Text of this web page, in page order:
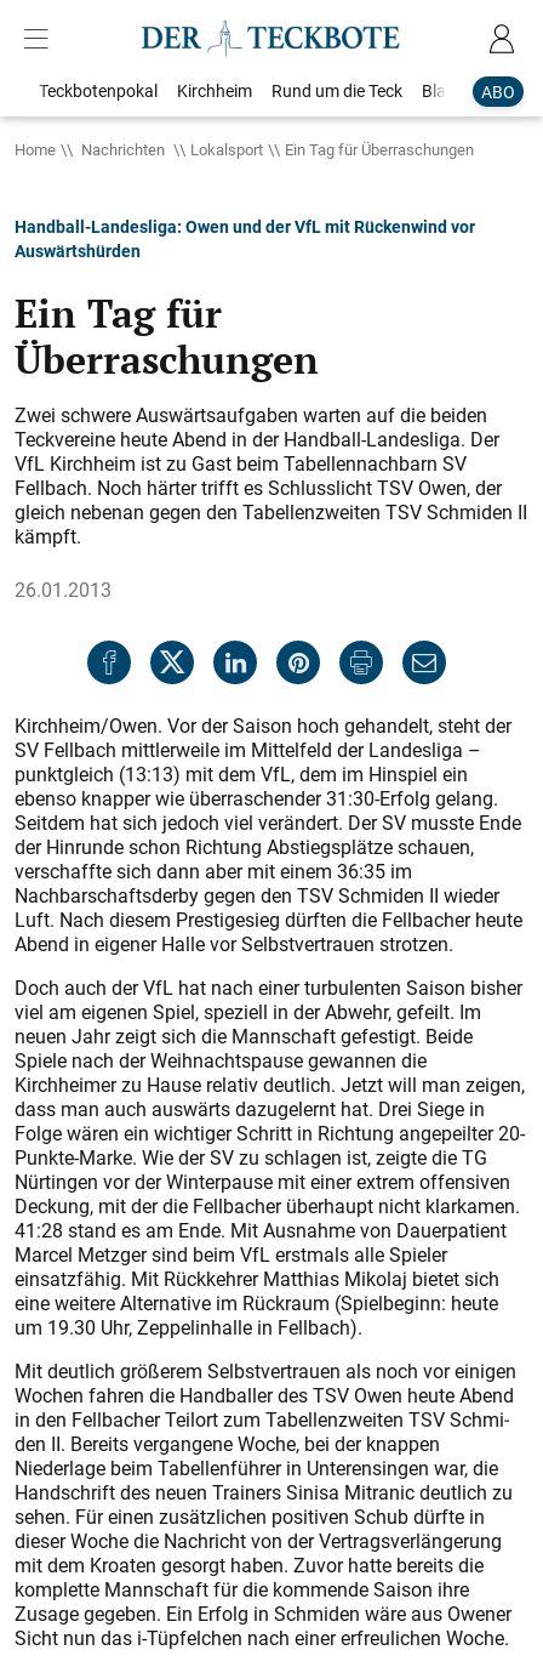
ABO
Teckbotenpokal Kirchheim Rund um die Teck Blaulicht
Home Nachrichten Lokalsport Ein Tag für Überraschungen
Handball-Landesliga: Owen und der VfL mit Rückenwind vor
Auswärtshürden
Ein Tag für
Überraschungen
Zwei schwere Auswärtsaufgaben warten auf die beiden
Teckvereine heute Abend in der Handball-Landesliga. Der
VfL Kirchheim ist zu Gast beim Tabellennachbarn SV
Fellbach. Noch härter trifft es Schlusslicht TSV Owen, der
gleich nebenan gegen den Tabellenzweiten TSV Schmiden II
kämpft.
26.01.2013
Kirchheim/Owen. Vor der Saison hoch gehandelt, steht der
SV Fellbach mittlerweile im Mittelfeld der Landesliga –
punktgleich (13:13) mit dem VfL, dem im Hinspiel ein
ebenso knapper wie überraschender 31:30-Erfolg gelang.
Seitdem hat sich jedoch viel verändert. Der SV musste Ende
der Hinrunde schon Richtung Abstiegsplätze schauen,
verschaffte sich dann aber mit einem 36:35 im
Nachbarschaftsderby gegen den TSV Schmi­den II wieder
Luft. Nach diesem Prestigesieg dürften die Fellbacher heute
Abend in eigener Halle vor Selbstvertrauen strotzen.
Doch auch der VfL hat nach einer turbulenten Saison bisher
viel am eigenen Spiel, speziell in der Abwehr, gefeilt. Im
neuen Jahr zeigt sich die Mannschaft gefestigt. Beide
Spiele nach der Weihnachtspause gewannen die
Kirchheimer zu Hause relativ deutlich. Jetzt will man zeigen,
dass man auch auswärts dazugelernt hat. Drei Siege in
Folge wären ein wichtiger Schritt in Richtung angepeilter 20-
Punkte-Marke. Wie der SV zu schlagen ist, zeigte die TG
Nürtingen vor der Winterpause mit einer ex­trem offensiven
Deckung, mit der die Fellbacher überhaupt nicht klarkamen.
41:28 stand es am Ende. Mit Ausnahme von Dauerpatient
Marcel Metzger sind beim VfL erstmals alle Spieler
einsatzfähig. Mit Rückkehrer Matthias Mikolaj bietet sich
eine weitere Alternative im Rückraum (Spielbeginn: heute
um 19.30 Uhr, Zeppelinhalle in Fellbach).
Mit deutlich größerem Selbstvertrauen als noch vor einigen
Wochen fahren die Handballer des TSV Owen heute Abend
in den Fellbacher Teilort zum Tabellenzweiten TSV Schmi­
den II. Bereits vergangene Woche, bei der knappen
Niederlage beim Tabellenführer in Unterensingen war, die
Handschrift des neuen Trainers Sinisa Mitranic deutlich zu
sehen. Für einen zusätzlichen positiven Schub dürfte in
dieser Woche die Nachricht von der Vertragsverlängerung
mit dem Kroaten gesorgt haben. Zuvor hatte bereits die
komplette Mannschaft für die kommende Saison ihre
Zusage gegeben. Ein Erfolg in Schmiden wäre aus Owener
Sicht nun das i-Tüpfelchen nach einer erfreulichen Woche.